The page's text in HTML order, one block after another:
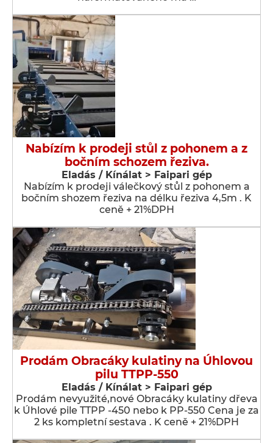
Nabízím k prodeji stůl z pohonem a z
bočním schozem řeziva.
Eladás / Kínálat > Faipari gép
Nabízím k prodeji válečkový stůl z pohonem a
bočním shozem řeziva na délku řeziva 4,5m . K
ceně + 21%DPH
Prodám Obracáky kulatiny na Úhlovou
pilu TTPP-550
Eladás / Kínálat > Faipari gép
Prodám nevyužité,nové Obracáky kulatiny dřeva
k Úhlové pile TTPP -450 nebo k PP-550 Cena je za
2 ks kompletní sestava . K ceně + 21%DPH